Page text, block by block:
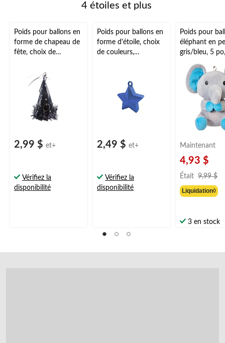
4 étoiles et plus
Poids pour ballons en
forme de chapeau de
fête, choix de
anniversaire/remise
de diplôme
2,99 $ et+
Vérifiez la
disponibilité
Poids pour ballons en
forme d'étoile, choix
de couleurs,
anniversaire/remise
de diplôme
2,49 $ et+
Vérifiez la
disponibilité
Poids pour
éléphant en
gris/bleu, 5
prénatale
Maintenant
4,93 $
Était 9,99 $
Liquidation◊
3 en stock